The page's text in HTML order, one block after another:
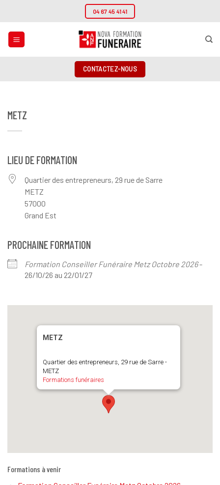
contenu
04 67 45 41 41
CONTACTEZ-NOUS
METZ
LIEU DE FORMATION
Quartier des entrepreneurs, 29 rue de Sarre
METZ
57000
Grand Est
PROCHAINE FORMATION
Formation Conseiller Funéraire Metz Octobre 2026-
26/10/26 au 22/01/27
METZ
Quartier des entrepreneurs, 29 rue de Sarre -
METZ
Formations funéraires
Formations à venir